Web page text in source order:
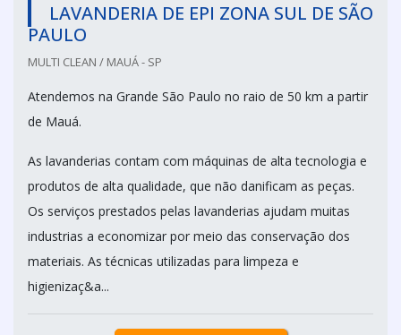
LAVANDERIA DE EPI ZONA SUL DE SÃO
PAULO
MULTI CLEAN / MAUÁ - SP
Atendemos na Grande São Paulo no raio de 50 km a partir
de Mauá.
As lavanderias contam com máquinas de alta tecnologia e
produtos de alta qualidade, que não danificam as peças.
Os serviços prestados pelas lavanderias ajudam muitas
industrias a economizar por meio das conservação dos
materiais. As técnicas utilizadas para limpeza e
higienizaç&a...